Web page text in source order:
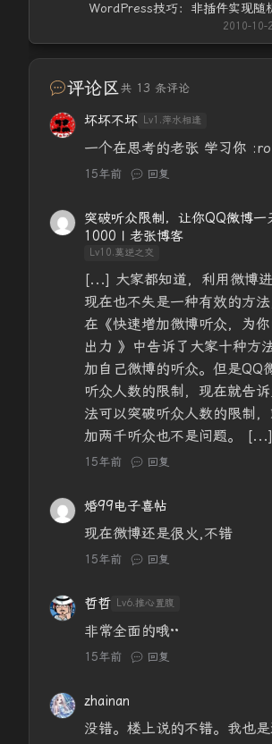
WordPress技巧：非插件实现随
2010-10-
评论区共 13 条评论
坏坏不坏 Lv1.萍水相逢
一个在思考的老张 学习你
15年前 回复
突破听众限制，让你QQ微博一
1000 | 老张博客
Lv10.莫逆之交
[...] 大家都知道，利用微博
现在也不失是一种有效的方
在《快速增加微博听众，为
出力 》中告诉了大家十种方
加自己微博的听众。但是QQ
听众人数的限制，现在就告
法可以突破听众人数的限制
加两千听众也不是问题。 [...]
15年前 回复
婚99电子喜帖
现在微博还是很火,不错
15年前 回复
哲哲 Lv6.推心置腹
非常全面的哦··
15年前 回复
zhainan
没错。楼上说的不错。我也